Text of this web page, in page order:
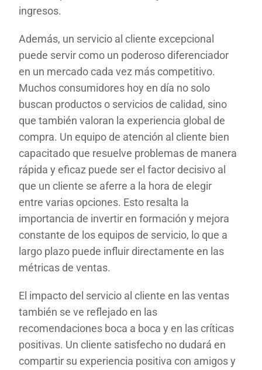
ingresos.
Además, un servicio al cliente excepcional
puede servir como un poderoso diferenciador
en un mercado cada vez más competitivo.
Muchos consumidores hoy en día no solo
buscan productos o servicios de calidad, sino
que también valoran la experiencia global de
compra. Un equipo de atención al cliente bien
capacitado que resuelve problemas de manera
rápida y eficaz puede ser el factor decisivo al
que un cliente se aferre a la hora de elegir
entre varias opciones. Esto resalta la
importancia de invertir en formación y mejora
constante de los equipos de servicio, lo que a
largo plazo puede influir directamente en las
métricas de ventas.
El impacto del servicio al cliente en las ventas
también se ve reflejado en las
recomendaciones boca a boca y en las críticas
positivas. Un cliente satisfecho no dudará en
compartir su experiencia positiva con amigos y